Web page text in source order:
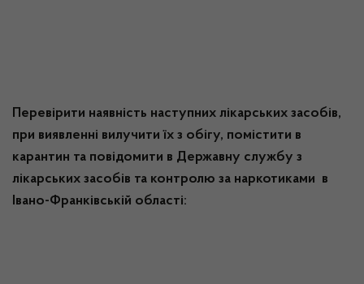
Перевірити наявність наступних лікарських засобів,
при виявленні вилучити їх з обігу, помістити в
карантин та повідомити в Державну службу з
лікарських засобів та контролю за наркотиками в
Івано-Франківській області: